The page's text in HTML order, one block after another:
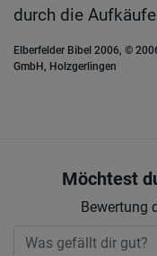
durch die
Elberfelder Bibel 2006, ©
GmbH, Holzgerlingen
Möchtest
Bewertung